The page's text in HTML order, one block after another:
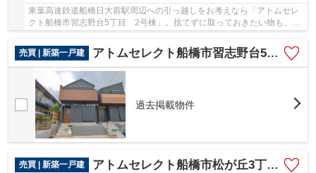
東葉高速鉄道船橋日大前駅周辺への引っ越しをお考えなら「アトムセレ
クト船橋市習志野台5丁目 2号棟」。捨てずに取っておきたい物も、大
売買 | 新築一戸建
アトムセレクト船橋市習志野台5丁目 1号棟
過去掲載物件
売買 | 新築一戸建 アトムセレクト船橋市松が丘3丁目 1号棟